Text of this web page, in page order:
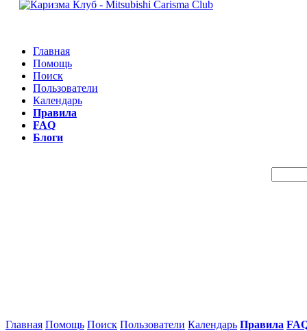
Главная
Помощь
Поиск
Пользователи
Календарь
Правила
FAQ
Блоги
Главная Помощь Поиск Пользователи Календарь Правила